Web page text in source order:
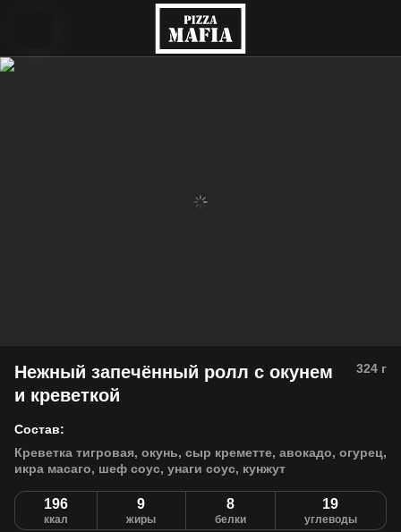
Нежный запечённый ролл с окунем
и креветкой
324 г
Состав:
Креветка тигровая, окунь, сыр креметте, авокадо, огурец,
икра масаго, шеф соус, унаги соус, кунжут
196
ккал
9
жиры
8
белки
19
углеводы